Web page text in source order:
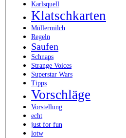
Karlsquell
Klatschkarten
Müllermilch
Regeln
Saufen
Schnaps
Strange Voices
Superstar Wars
Tipps
Vorschläge
Vorstellung
echt
just for fun
lotw